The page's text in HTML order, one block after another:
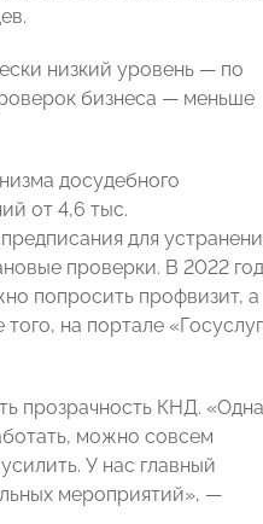
низкий уровень — по
бизнеса — меньше
досудебного
от 4,6 тыс.
для
проверки. В 2022
попросить профвизит, а
на портале
прозрачность КНД.
можно совсем
У нас главный
мероприятий», —